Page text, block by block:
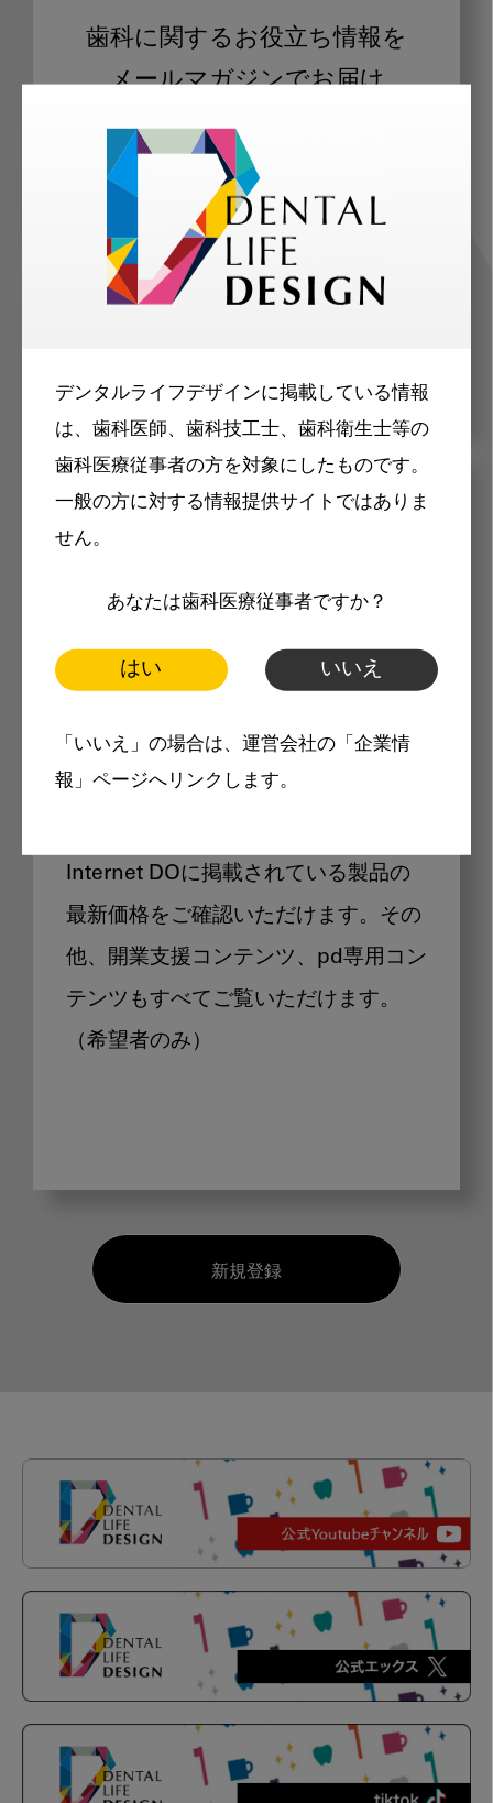
デンタルライフデザインに掲載している情報
は、歯科医師、歯科技工士、歯科衛生士等の
歯科医療従事者の方を対象にしたものです。
一般の方に対する情報提供サイトではありま
せん。
あなたは歯科医療従事者ですか？
はい いいえ
「いいえ」の場合は、運営会社の「企業情
報」ページへリンクします。
歯科に関するお役立ち情報を
メールマガジンでお届け
ご登録いただいた職種（歯科医師、歯
科衛生士、歯科技工士）に合わせた内
容のメールマガジンをお届けします。
メリット
製品価格も閲覧可能
Internet DOに掲載されている製品の
最新価格をご確認いただけます。その
他、開業支援コンテンツ、pd専用コン
テンツもすべてご覧いただけます。
（希望者のみ）
新規登録